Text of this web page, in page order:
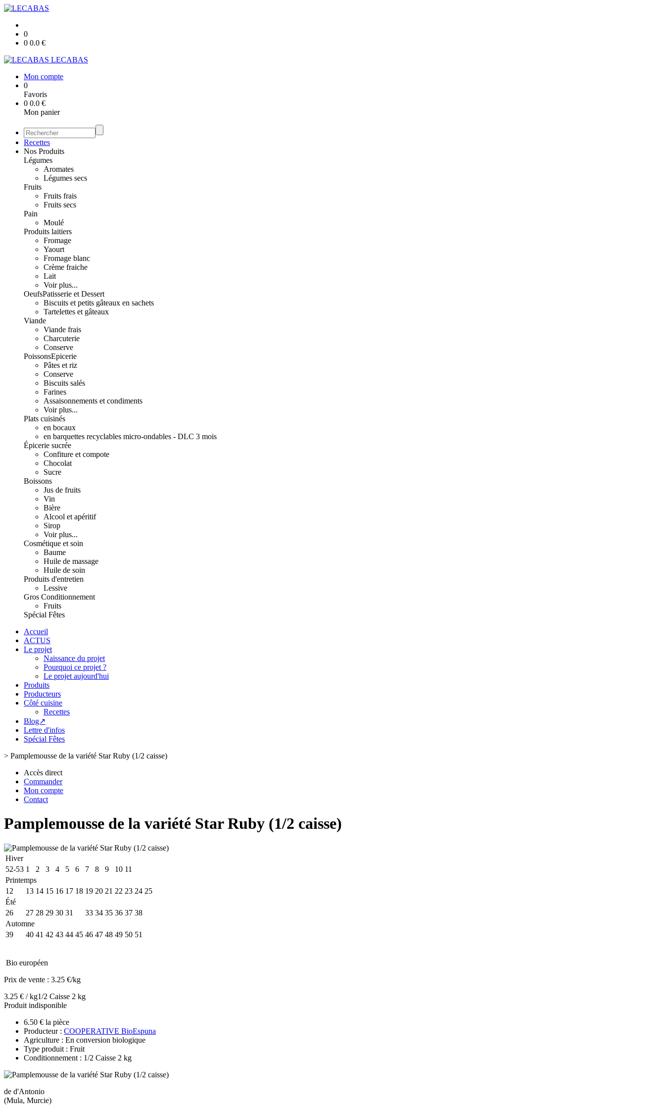
0
0 0.0 €
LECABAS
Mon compte
0
Favoris
0 0.0 €
Mon panier
Recettes
Nos Produits
Légumes
Aromates
Légumes secs
Fruits
Fruits frais
Fruits secs
Pain
Moulé
Produits laitiers
Fromage
Yaourt
Fromage blanc
Crème fraiche
Lait
Voir plus...
OeufsPatisserie et Dessert
Biscuits et petits gâteaux en sachets
Tartelettes et gâteaux
Viande
Viande frais
Charcuterie
Conserve
PoissonsEpicerie
Pâtes et riz
Conserve
Biscuits salés
Farines
Assaisonnements et condiments
Voir plus...
Plats cuisinés
en bocaux
en barquettes recyclables micro-ondables - DLC 3 mois
Épicerie sucrée
Confiture et compote
Chocolat
Sucre
Boissons
Jus de fruits
Vin
Bière
Alcool et apéritif
Sirop
Voir plus...
Cosmétique et soin
Baume
Huile de massage
Huile de soin
Produits d'entretien
Lessive
Gros Conditionnement
Fruits
Spécial Fêtes
Accueil
ACTUS
Le projet
Naissance du projet
Pourquoi ce projet ?
Le projet aujourd'hui
Produits
Producteurs
Côté cuisine
Recettes
Blog↗
Lettre d'infos
Spécial Fêtes
> Pamplemousse de la variété Star Ruby (1/2 caisse)
Accès direct
Commander
Mon compte
Contact
Pamplemousse de la variété Star Ruby (1/2 caisse)
Hiver
52-53 1 2 3 4 5 6 7 8 9 10 11
Printemps
12
13 14 15 16 17 18 19 20 21 22 23 24 25
Été
26
27 28 29 30 31 33 34 35 36 37 38
Automne
39
40 41 42 43 44 45 46 47 48 49 50 51
Bio européen
Prix de vente : 3.25 €/kg
3.25 € / kg1/2 Caisse 2 kg
Produit indisponible
6.50 € la pièce
Producteur : COOPERATIVE BioEspuna
Agriculture : En conversion biologique
Type produit : Fruit
Conditionnement : 1/2 Caisse 2 kg
de d'Antonio
(Mula, Murcie)